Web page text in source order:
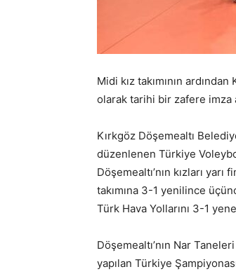
Midi kız takımının
olarak tarihi bir zafere imza
Kırkgöz Döşemealtı
düzenlenen Türkiye
Döşemealtı’nın kızları
takımına 3-1 yenilince
Türk Hava Yollarını 3-1
Döşemealtı’nın Nar
yapılan Türkiye